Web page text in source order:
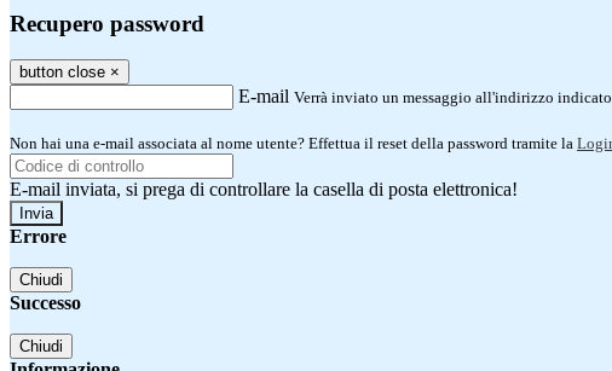
Recupero password
button close ×
E-mail Verrà inviato un messaggio all'indirizzo
Non hai una e-mail associata al nome utente? Effettua il reset della password tramite la
E-mail inviata, si prega di controllare la casella di posta elettronica!
Errore
Chiudi
Successo
Chiudi